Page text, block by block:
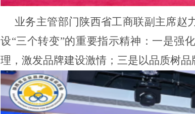
业务主管部门陕西省工商联副主席赵
设“三个转变”的重要指示精神：一是强
理，激发品牌建设激情；三是以品质树品